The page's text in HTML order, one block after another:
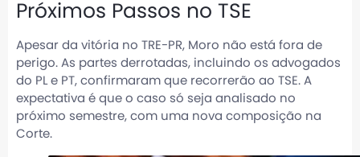
Próximos Passos no TSE
Apesar da vitória no TRE-PR, Moro não está fora de
perigo. As partes derrotadas, incluindo os advogados
do PL e PT, confirmaram que recorrerão ao TSE. A
expectativa é que o caso só seja analisado no
próximo semestre, com uma nova composição na
Corte.